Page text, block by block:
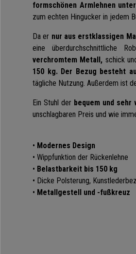
formschönen Armlehnen
zum echten Hingucker in jedem
Da er nur aus erstklassigen
eine überdurchschnittliche
verchromtem Metall, schick
150 kg. Der Bezug besteht
tägliche Nutzung. Außerdem ist
Ein Stuhl der bequem und sehr
unschlagbaren Preis und wie
• Modernes Design
• Wippfunktion der Rückenlehne
• Belastbarkeit bis 150 kg
• Dicke Polsterung,
• Metallgestell und -fußkreuz